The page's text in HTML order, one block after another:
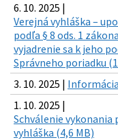
6. 10. 2025 |
Verejná vyhláška –
podľa § 8 ods. 1
vyjadrenie sa k jeho
Správneho poriadku
3. 10. 2025 |
1. 10. 2025 |
Schválenie vykonania
vyhláška (4,6 MB)